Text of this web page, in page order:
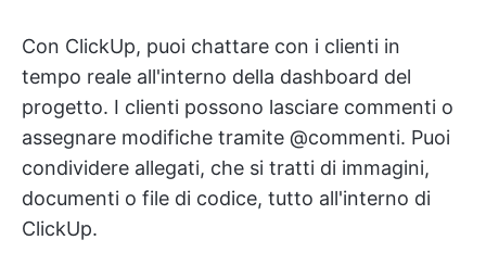
Con ClickUp, puoi chattare con i clienti in
tempo reale all'interno della dashboard del
progetto. I clienti possono lasciare commenti o
assegnare modifiche tramite @commenti. Puoi
condividere allegati, che si tratti di immagini,
documenti o file di codice, tutto all'interno di
ClickUp.